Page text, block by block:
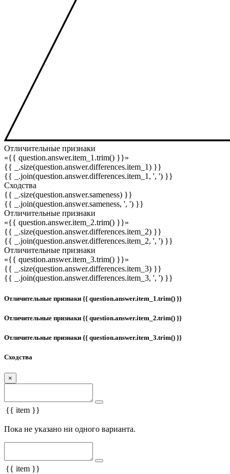
Отличительные признаки
«{{ question.answer.item_1.trim() }}»
{{ _.size(question.answer.differences.item_1) }}
{{ _.join(question.answer.differences.item_1, ', ') }}
Сходства
{{ _.size(question.answer.sameness) }}
{{ _.join(question.answer.sameness, ', ') }}
Отличительные признаки
«{{ question.answer.item_2.trim() }}»
{{ _.size(question.answer.differences.item_2) }}
{{ _.join(question.answer.differences.item_2, ', ') }}
Отличительные признаки
«{{ question.answer.item_3.trim() }}»
{{ _.size(question.answer.differences.item_3) }}
{{ _.join(question.answer.differences.item_3, ', ') }}
Отличительные признаки {{ question.answer.item_1.trim() }}
Отличительные признаки {{ question.answer.item_2.trim() }}
Отличительные признаки {{ question.answer.item_3.trim() }}
Сходства
×
{{ item }}
Пока не указано ни одного варианта.
{{ item }}